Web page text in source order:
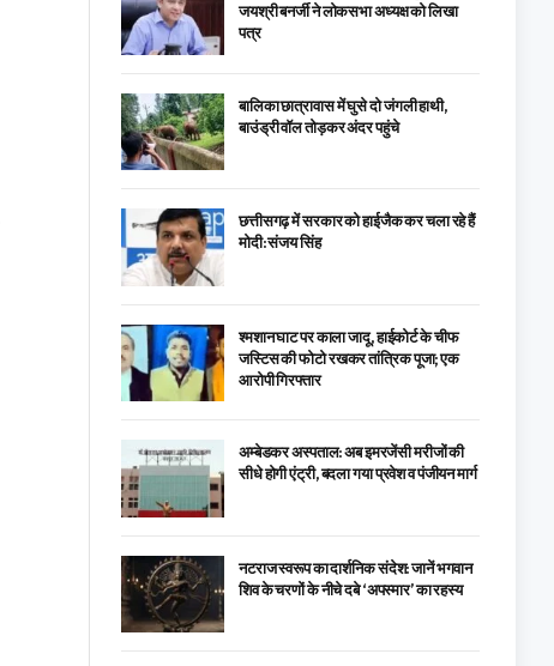
जयश्री बनर्जी ने लोकसभा अध्यक्ष को लिखा
पत्र
बालिका छात्रावास में घुसे दो जंगली हाथी,
बाउंड्री वॉल तोड़कर अंदर पहुंचे
छत्तीसगढ़ में सरकार को हाईजैक कर चला रहे हैं
मोदी: संजय सिंह
श्मशान घाट पर काला जादू, हाईकोर्ट के चीफ
जस्टिस की फोटो रखकर तांत्रिक पूजा; एक
आरोपी गिरफ्तार
अम्बेडकर अस्पताल: अब इमरजेंसी मरीजों की
सीधे होगी एंट्री, बदला गया प्रवेश व पंजीयन मार्ग
नटराज स्वरूप का दार्शनिक संदेश: जानें भगवान
शिव के चरणों के नीचे दबे ‘अपस्मार’ का रहस्य